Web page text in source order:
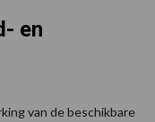
en
van de beschikbare